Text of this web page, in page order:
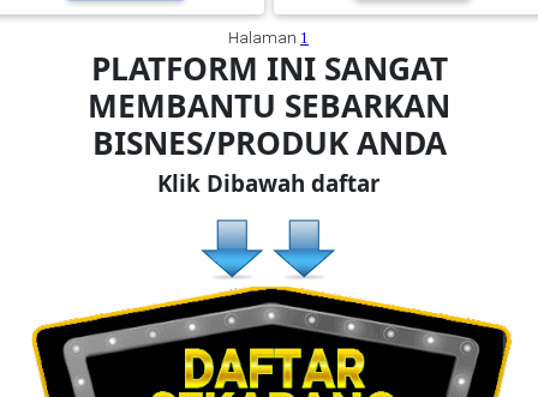
Halaman 1
PLATFORM INI SANGAT
MEMBANTU SEBARKAN
BISNES/PRODUK ANDA
Klik Dibawah daftar
PENANG(2)
PERLIS(6)
PUTRAJAYA(9)